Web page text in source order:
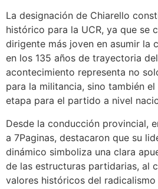
La designación de Chiarello
histórico para la UCR, ya que se
dirigente más joven en asumir la
en los 135 años de trayectoria
acontecimiento representa no
para la militancia, sino también
etapa para el partido a nivel
Desde la conducción provincial,
a 7Paginas, destacaron que su
dinámico simboliza una clara
de las estructuras partidarias, al
valores históricos del